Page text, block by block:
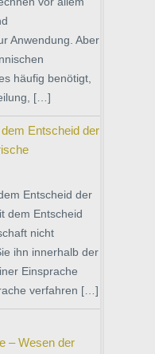
Anwendung. Aber
häufig benötigt,
[…]
Entscheid der
Entscheid der
dem Entscheid
nicht
ihn innerhalb der
Einsprache
verfahren […]
– Wesen der